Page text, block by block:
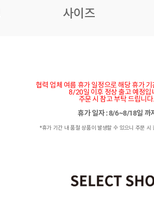
사이즈
협력 업체 여름 휴가 일정으로 해당 휴가
8/20일 이후 정상 출고 예정입
주문 시 참고 부탁 드립니
휴가 일자 : 8/6~8/18일 까
*휴가 기간 내 품절 상품이 발생할 수 있으니 주문 시